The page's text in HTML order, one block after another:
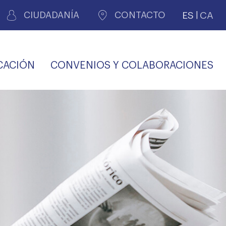
CIUDADANÍA CONTACTO ES CA
CONVENIOS Y COLABORACIONES
PERSONAL LABORAL
COMLL
SALUD Y APOYO AL
AGENCIA DE
VIDA
PROFESIONAL
OFERTAS Y
TRANSPARENCIA
TRÁMITES CONSULTA
MÉDICA